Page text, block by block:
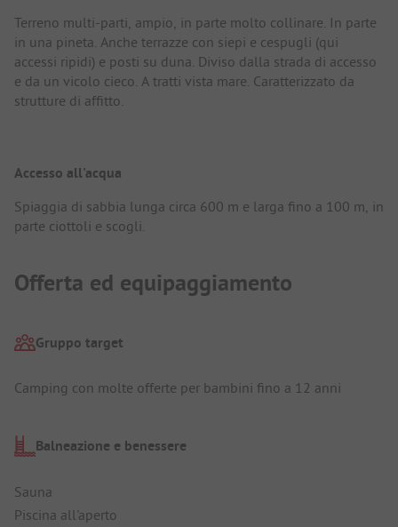
Terreno multi-parti, ampio, in parte molto collinare. In parte
in una pineta. Anche terrazze con siepi e cespugli (qui
accessi ripidi) e posti su duna. Diviso dalla strada di accesso
e da un vicolo cieco. A tratti vista mare. Caratterizzato da
strutture di affitto.
Accesso all'acqua
Spiaggia di sabbia lunga circa 600 m e larga fino a 100 m, in
parte ciottoli e scogli.
Offerta ed equipaggiamento
Gruppo target
Camping con molte offerte per bambini fino a 12 anni
Balneazione e benessere
Sauna
Piscina all'aperto